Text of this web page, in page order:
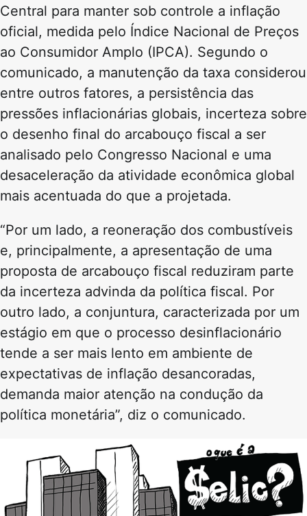
Central para manter sob controle a inflação
oficial, medida pelo Índice Nacional de Preços
ao Consumidor Amplo (IPCA). Segundo o
comunicado, a manutenção da taxa considerou
entre outros fatores, a persistência das
pressões inflacionárias globais, incerteza sobre
o desenho final do arcabouço fiscal a ser
analisado pelo Congresso Nacional e uma
desaceleração da atividade econômica global
mais acentuada do que a projetada.
“Por um lado, a reoneração dos combustíveis
e, principalmente, a apresentação de uma
proposta de arcabouço fiscal reduziram parte
da incerteza advinda da política fiscal. Por
outro lado, a conjuntura, caracterizada por um
estágio em que o processo desinflacionário
tende a ser mais lento em ambiente de
expectativas de inflação desancoradas,
demanda maior atenção na condução da
política monetária”, diz o comunicado.